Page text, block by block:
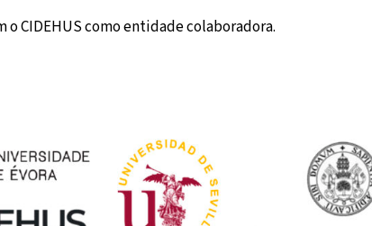
CIDEHUS como entidade colaboradora.